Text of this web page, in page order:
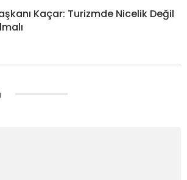
Kaçar: Turizmde Nicelik Değil